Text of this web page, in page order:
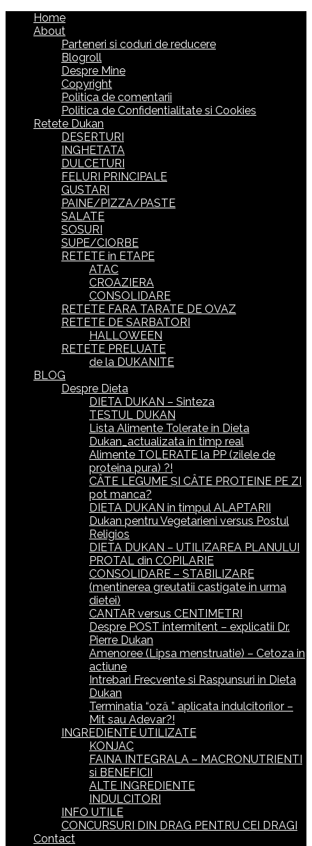
Home
About
Parteneri si coduri de reducere
Blogroll
Despre Mine
Copyright
Politica de comentarii
Politica de Confidentialitate si Cookies
Retete Dukan
DESERTURI
INGHETATA
DULCETURI
FELURI PRINCIPALE
GUSTARI
PAINE/PIZZA/PASTE
SALATE
SOSURI
SUPE/CIORBE
RETETE in ETAPE
ATAC
CROAZIERA
CONSOLIDARE
RETETE FARA TARATE DE OVAZ
RETETE DE SARBATORI
HALLOWEEN
RETETE PRELUATE
de la DUKANITE
BLOG
Despre Dieta
DIETA DUKAN – Sinteza
TESTUL DUKAN
Lista Alimente Tolerate in Dieta
Dukan_actualizata in timp real
Alimente TOLERATE la PP (zilele de
proteina pura) ?!
CÂTE LEGUME ȘI CÂTE PROTEINE PE ZI
pot manca?
DIETA DUKAN in timpul ALAPTARII
Dukan pentru Vegetarieni versus Postul
Religios
DIETA DUKAN – UTILIZAREA PLANULUI
PROTAL din COPILARIE
CONSOLIDARE – STABILIZARE
(mentinerea greutatii castigate in urma
dietei)
CANTAR versus CENTIMETRI
Despre POST intermitent – explicatii Dr.
Pierre Dukan
Amenoree (Lipsa menstruatie) – Cetoza in
actiune
Intrebari Frecvente si Raspunsuri in Dieta
Dukan
Terminatia “oză ” aplicata indulcitorilor –
Mit sau Adevar?!
INGREDIENTE UTILIZATE
KONJAC
FAINA INTEGRALA – MACRONUTRIENTI
si BENEFICII
ALTE INGREDIENTE
INDULCITORI
INFO UTILE
CONCURSURI DIN DRAG PENTRU CEI DRAGI
Contact